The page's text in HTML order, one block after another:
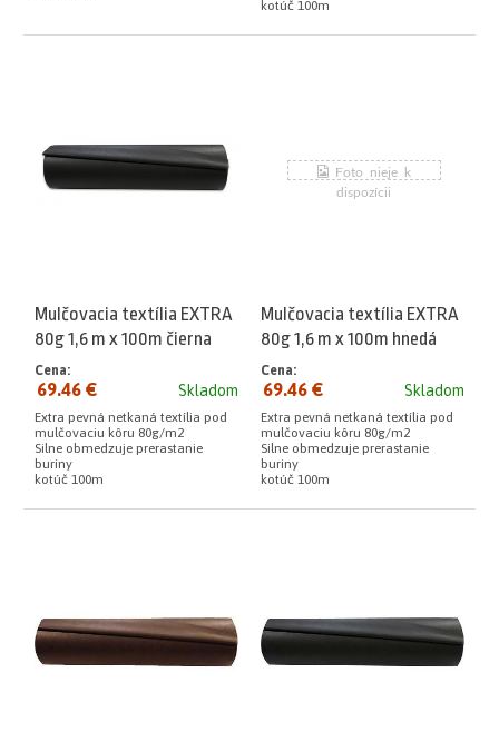
kotúč 100m
Mulčovacia textília EXTRA
80g 1,6 m x 100m čierna
Skladom
Cena:
69.46 €
Extra pevná netkaná textília pod
mulčovaciu kôru 80g/m2
Silne obmedzuje prerastanie
buriny
kotúč 100m
Mulčovacia textília EXTRA
80g 1,6 m x 100m hnedá
Skladom
Cena:
69.46 €
Extra pevná netkaná textília pod
mulčovaciu kôru 80g/m2
Silne obmedzuje prerastanie
buriny
kotúč 100m